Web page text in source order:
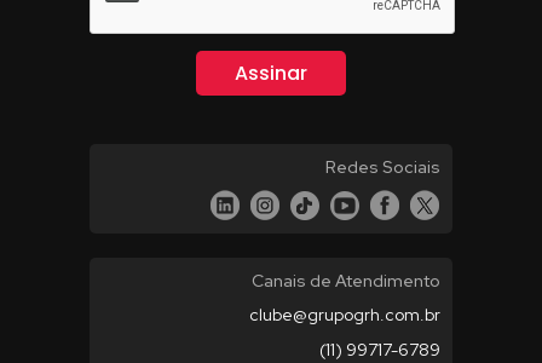
Redes Sociais
Canais de Atendimento
clube@grupogrh.com.br
(11) 99717-6789